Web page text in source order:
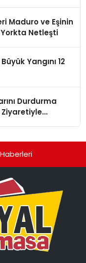
Maduro ve Eşinin
Netleşti
Yangını 12
Durdurma
Ziyaretiyle